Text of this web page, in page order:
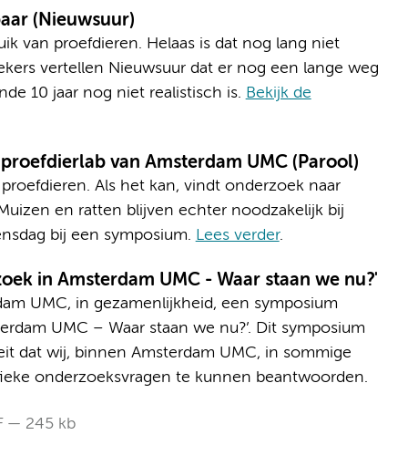
(Nieuwsuur)
van proefdieren. Helaas is dat nog lang niet
vertellen Nieuwsuur dat er nog een lange weg
10 jaar nog niet realistisch is. Bekijk de
van Amsterdam UMC (Parool)
Als het kan, vindt onderzoek naar
en ratten blijven echter noodzakelijk bij
bij een symposium. Lees verder.
in Amsterdam UMC - Waar staan we nu?'
UMC, in gezamenlijkheid, een symposium
UMC – Waar staan we nu?’. Dit symposium
dat wij, binnen Amsterdam UMC, in sommige
onderzoeksvragen te kunnen beantwoorden.
245 kb